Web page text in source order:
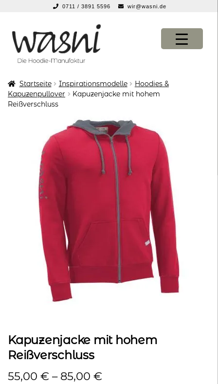
0711 / 3891 5596 wir@wasni.de
Navigation
springen
Inhalt
springen
KONFIGURATOR
KONFIGURATOR
Startseite Inspirationsmodelle
Hoodies &
Kapuzenpullover
Kapuzenjacke mit hohem
Reißverschluss
Kapuzenjacke mit hohem
Reißverschluss
55,00 € – 85,00 €